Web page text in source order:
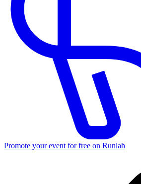
Promote your event for free on Runlah